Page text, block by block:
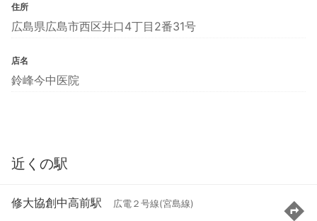
住所
広島県広島市西区井口4丁目2番31号
店名
鈴峰今中医院
近くの駅
修大協創中高前駅 広電２号線(宮島線)